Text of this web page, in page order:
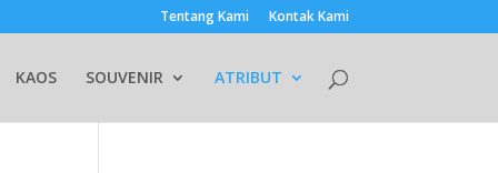
Tentang Kami Kontak Kami
KAOS SOUVENIR ATRIBUT